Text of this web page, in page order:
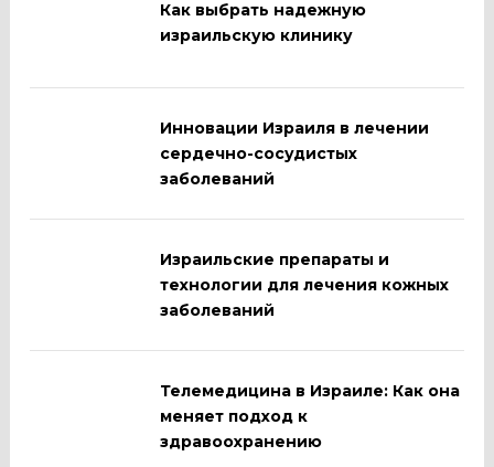
Как выбрать надежную
израильскую клинику
Инновации Израиля в лечении
сердечно-сосудистых
заболеваний
Израильские препараты и
технологии для лечения кожных
заболеваний
Телемедицина в Израиле: Как она
меняет подход к
здравоохранению